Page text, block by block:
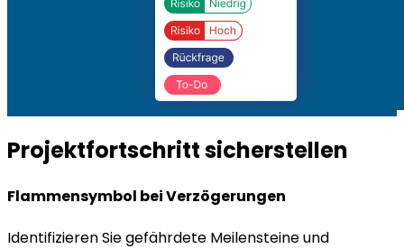
Projektfortschritt sicherstellen
Flammensymbol bei Verzögerungen
Identifizieren Sie gefährdete Meilensteine und